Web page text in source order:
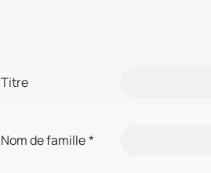
Titre
Nom de famille*